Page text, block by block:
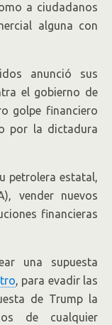
a ciudadanos
alguna con
anunció sus
el gobierno de
golpe financiero
por la dictadura
petrolera estatal,
vender nuevos
financieras
una supuesta
, para evadir las
de Trump la
de cualquier